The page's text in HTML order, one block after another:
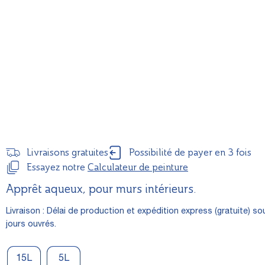
Livraisons gratuites
Possibilité de payer en 3 fois
Essayez notre Calculateur de peinture
Apprêt aqueux, pour murs intérieurs.
Livraison : Délai de production et expédition express (gratuite)
jours ouvrés.
15L 5L